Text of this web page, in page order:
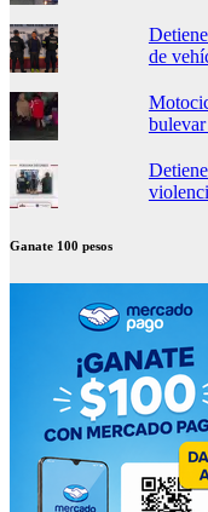
de
Ganate 100 pesos